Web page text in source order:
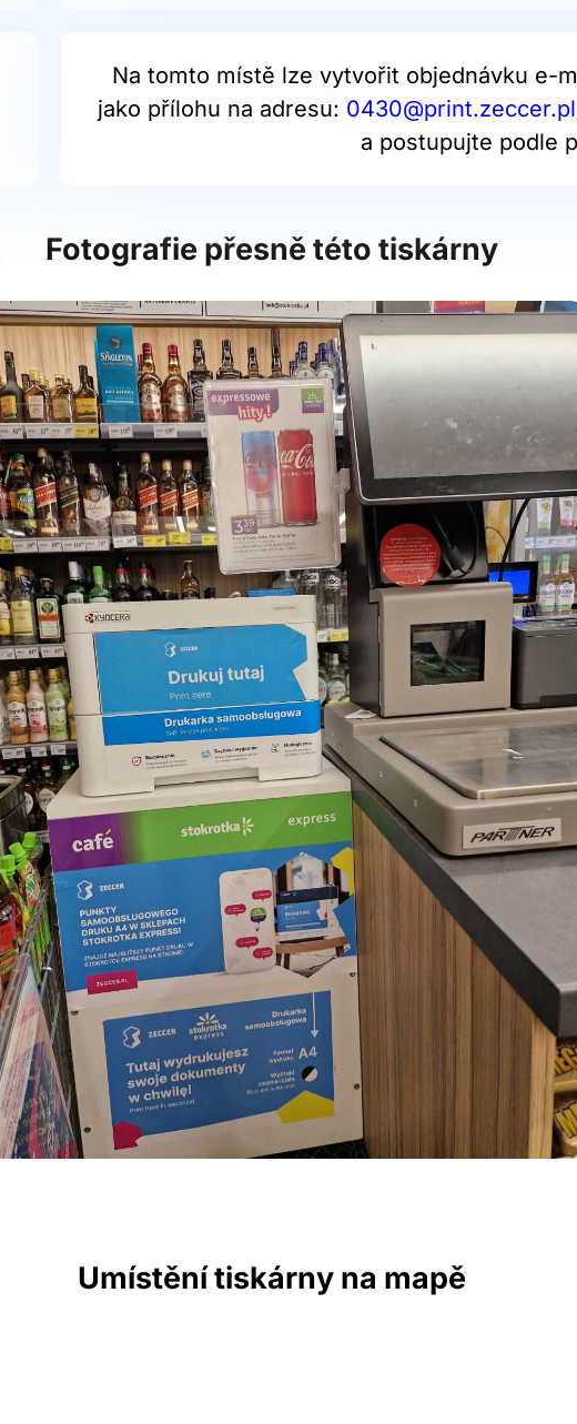
Na tomto místě lze vytvořit objednávku e-
jako přílohu na adresu: 0430@print.zeccer.pl
a postupujte podle
Fotografie přesně této tiskárny
Umístění tiskárny na mapě